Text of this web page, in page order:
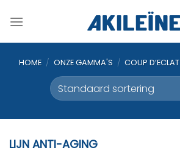
naar
HOME / ONZE GAMMA'S / COUP D’ECLAT
LIJN ANTI-AGING